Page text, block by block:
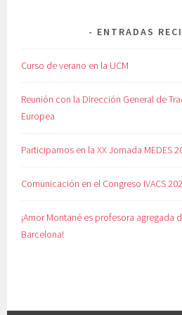
ENTRADAS
Curso de verano en la UCM
Reunión con la Dirección General de
Europea
Participamos en la XX Jornada MEDES
Comunicación en el Congreso IVACS
¡Amor Montané es profesora agregada
Barcelona!